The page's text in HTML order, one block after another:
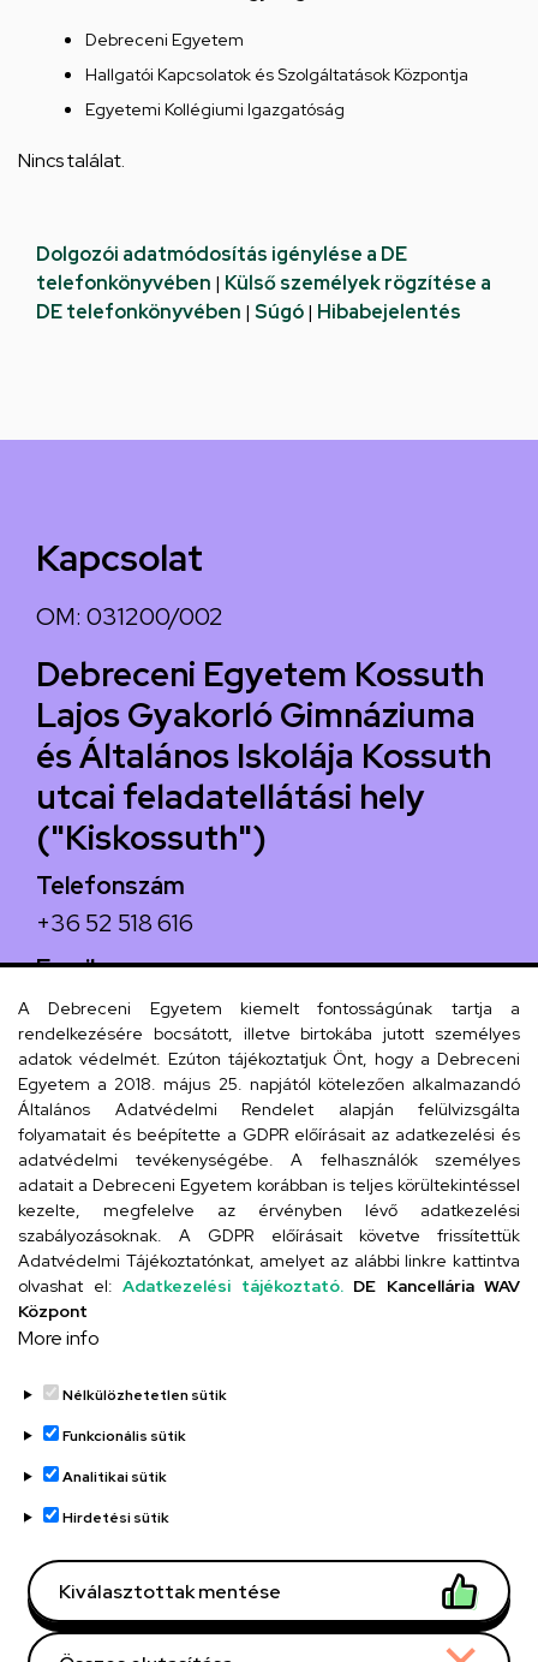
Debreceni Egyetem
Hallgatói Kapcsolatok és Szolgáltatások Központja
Egyetemi Kollégiumi Igazgatóság
Nincs találat.
Dolgozói adatmódosítás igénylése a DE
telefonkönyvében | Külső személyek rögzítése a
DE telefonkönyvében | Súgó| Hibabejelentés
Kapcsolat
OM: 031200/002
Debreceni Egyetem Kossuth
Lajos Gyakorló Gimnáziuma
és Általános Iskolája Kossuth
utcai feladatellátási hely
("Kiskossuth")
Telefonszám
+36 52 518 616
Email
iskola@kossuth-alt.unideb.hu
Cím
4024 Debrecen, Kossuth utca 33.
Szervezeti telefonkönyv
UD telefonkönyv
Adatvédelem
Adatvédelem
Régi oldal
Technikai információk
A Debreceni Egyetem kiemelt fontosságúnak tartja a
rendelkezésére bocsátott, illetve birtokába jutott személyes
adatok védelmét. Ezúton tájékoztatjuk Önt, hogy a Debreceni
Egyetem a 2018. május 25. napjától kötelezően alkalmazandó
Általános Adatvédelmi Rendelet alapján felülvizsgálta
folyamatait és beépítette a GDPR előírásait az adatkezelési és
adatvédelmi tevékenységébe. A felhasználók személyes
adatait a Debreceni Egyetem korábban is teljes körültekintéssel
kezelte, megfelelve az érvényben lévő adatkezelési
szabályozásoknak. A GDPR előírásait követve frissítettük
Adatvédelmi Tájékoztatónkat, amelyet az alábbi linkre kattintva
olvashat el: Adatkezelési tájékoztató. DE Kancellária WAV
Központ
More info
Nélkülözhetetlen sütik
Funkcionális sütik
Analitikai sütik
Hirdetési sütik
Kiválasztottak mentése